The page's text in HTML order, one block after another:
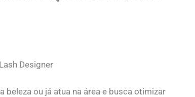
Designer
ou já atua na área e busca otimizar